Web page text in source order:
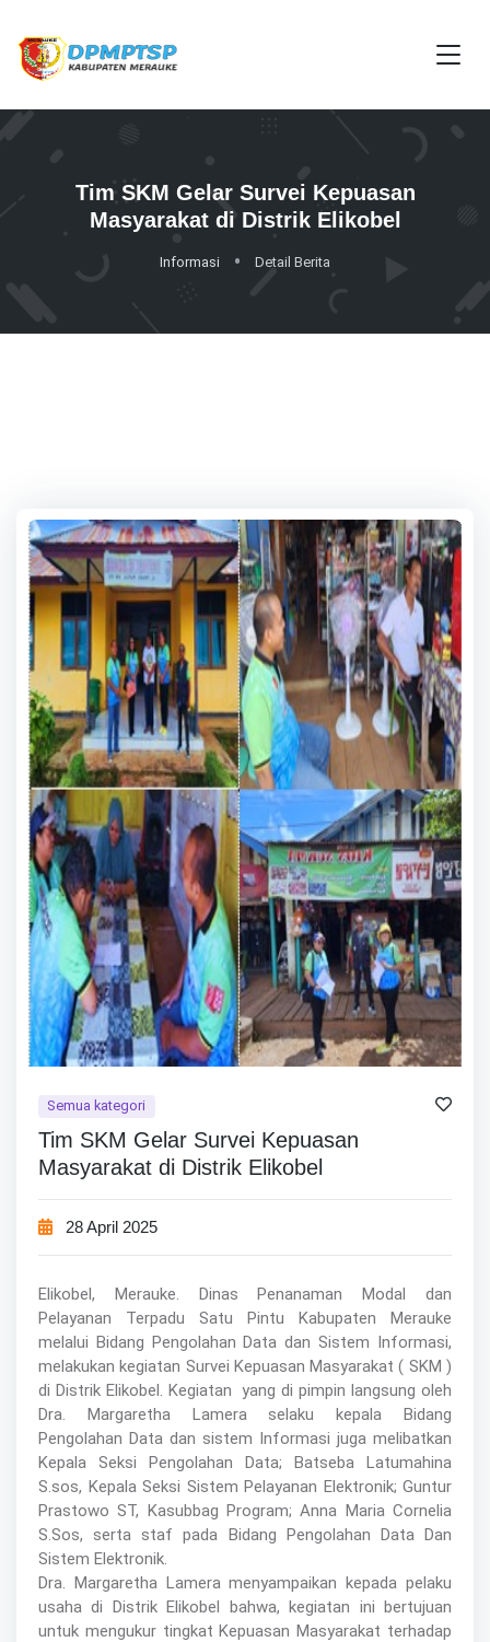
Tim SKM Gelar Survei Kepuasan
Masyarakat di Distrik Elikobel
Informasi Detail Berita
Semua kategori
Tim SKM Gelar Survei Kepuasan
Masyarakat di Distrik Elikobel
28 April 2025
Elikobel, Merauke. Dinas Penanaman Modal dan
Pelayanan Terpadu Satu Pintu Kabupaten Merauke
melalui Bidang Pengolahan Data dan Sistem Informasi,
melakukan kegiatan Survei Kepuasan Masyarakat ( SKM )
di Distrik Elikobel. Kegiatan yang di pimpin langsung oleh
Dra. Margaretha Lamera selaku kepala Bidang
Pengolahan Data dan sistem Informasi juga melibatkan
Kepala Seksi Pengolahan Data; Batseba Latumahina
S.sos, Kepala Seksi Sistem Pelayanan Elektronik; Guntur
Prastowo ST, Kasubbag Program; Anna Maria Cornelia
S.Sos, serta staf pada Bidang Pengolahan Data Dan
Sistem Elektronik.
Dra. Margaretha Lamera menyampaikan kepada pelaku
usaha di Distrik Elikobel bahwa, kegiatan ini bertujuan
untuk mengukur tingkat Kepuasan Masyarakat terhadap